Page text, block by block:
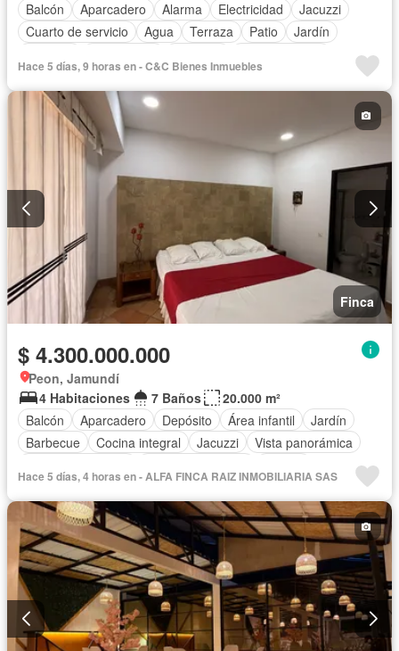
Balcón Aparcadero Alarma Electricidad
Jacuzzi
Cuarto de servicio
Agua Terraza Patio
Jardín
Internet
Vista panorámica Tanque de agua
Barbecue
Seguridad privada
Piscina
Permite niños
Permite mascotas
Hace 5 días, 9 horas en - C&C Bienes Inmuebles
Finca
$ 4.300.000.000
Peon, Jamundí
4 Habitaciones
7 Baños
20.000 m²
Balcón
Aparcadero Depósito Área infantil
Jardín
Barbecue
Cocina integral Jacuzzi
Vista panorámica
Hace 5 días, 4 horas en - ALFA FINCA RAIZ INMOBILIARIA SAS